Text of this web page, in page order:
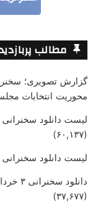
مطالب
گزارش تصویری؛
محوریت انتخابات
لیست دانلود سخنرانی های
(۶۰,۱۳۷)
لیست دانلود سخنرانی
دانلود سخنرانی ۳ خرداد ۹۴ با موضوع من ریویزیونیست‌ام، پس هستم!
(۳۷,۶۷۷)